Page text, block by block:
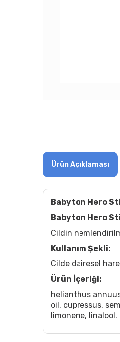
Ürün Açıklaması
Babyton Hero
Babyton Hero
Cildin
Kullanım Şekli:
Cilde dairesel
Ürün İçeriği:
helianthus
oil, cupressus,
limonene, linalool.